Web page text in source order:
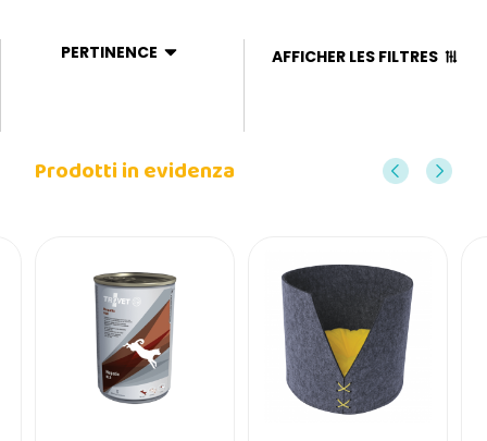
PERTINENCE AFFICHER LES FILTRES
Prodotti in evidenza